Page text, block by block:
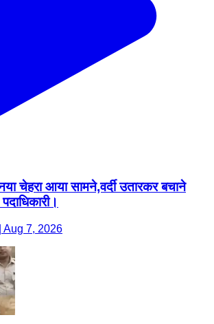
चेहरा आया सामने,वर्दी उतारकर बचाने
Aug 7, 2026